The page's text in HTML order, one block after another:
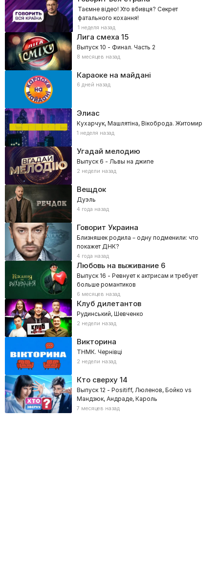
Таємне відео! Хто вбивця? Секрет
фатального кохання!
1 неделя назад
Лига смеха 15
Выпуск 10 - Финал. Часть 2
8 месяцев назад
Караоке на майдані
6 дней назад
Элиас
Кухарчук, Машлятіна, Вікоброда. Житомир
1 неделя назад
Угадай мелодию
Выпуск 6 - Львы на джипе
2 недели назад
Вещдок
Дуэль
4 года назад
Говорит Украина
Близняшек родила – одну подменили: что
покажет ДНК?
4 года назад
Любовь на выживание6
Выпуск 16 - Ревнует к актрисам и требует
больше романтиков
6 месяцев назад
Клуб дилетантов
Рудинський, Шевченко
2 недели назад
Викторина
ТНМК. Чернівці
2 недели назад
Кто сверху14
Выпуск 12 - Positiff, Люленов, Бойко vs
Мандзюк, Андраде, Кароль
7 месяцев назад